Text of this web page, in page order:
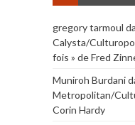
gregory tarmoul
Calysta/
fois » de Fred
Muniroh Burdani
Metropolitan/
Corin Hardy